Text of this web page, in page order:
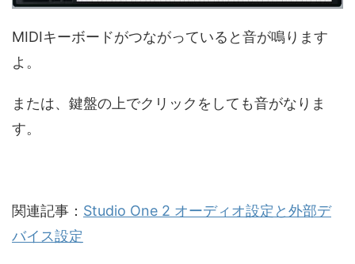
MIDIキーボードがつながっていると音が鳴ります
よ。
または、鍵盤の上でクリックをしても音がなりま
す。
関連記事： Studio One 2 オーディオ設定と外部デ
バイス設定